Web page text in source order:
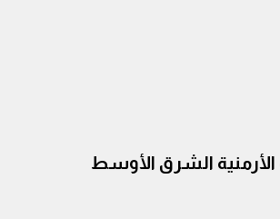
الأرمنية الشرق الأوسط